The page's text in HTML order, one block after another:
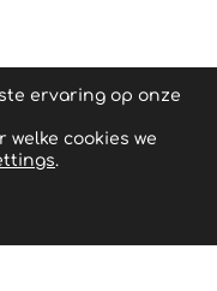
ervaring op onze
cookies we
.